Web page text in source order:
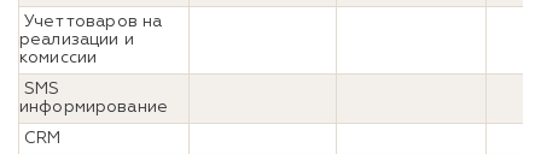
Учет товаров на
реализации и
комиссии
SMS
информирование
CRM